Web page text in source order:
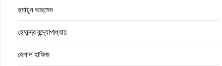
হুমায়ূন আহমেদ
হেমচন্দ্র বন্দ্যোপাধ্যায়
হেলাল হাফিজ